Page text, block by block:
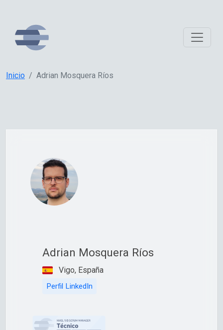
Inicio Adrian Mosquera Ríos
Adrian Mosquera Ríos
Vigo, España
Perfil LinkedIn